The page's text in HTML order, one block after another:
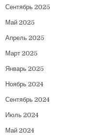
Сентябрь 2025
Май 2025
Апрель 2025
Март 2025
Январь 2025
Ноябрь 2024
Сентябрь 2024
Июль 2024
Май 2024